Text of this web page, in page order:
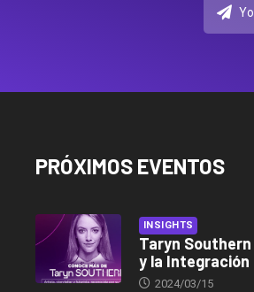
PRÓXIMOS EVENTOS
INSIGHTS
Taryn Southern
y la Integración
2024/03/15